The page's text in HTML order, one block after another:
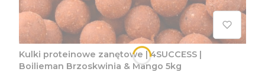
Kulki proteinowe zanętowe | 4SUCCESS |
Boilieman Brzoskwinia & Mango 5kg